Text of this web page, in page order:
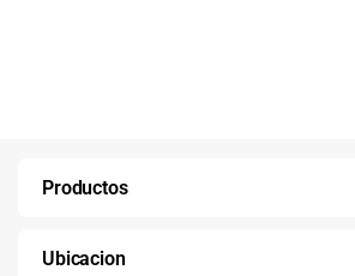
Productos
Ubicacion